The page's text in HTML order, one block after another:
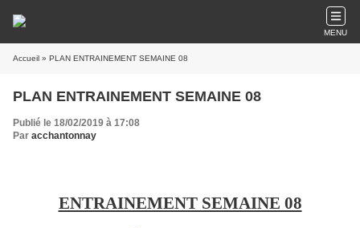
MENU
Accueil » PLAN ENTRAINEMENT SEMAINE 08
PLAN ENTRAINEMENT SEMAINE 08
Publié le 18/02/2019 à 17:08
Par acchantonnay
ENTRAINEMENT SEMAINE 08